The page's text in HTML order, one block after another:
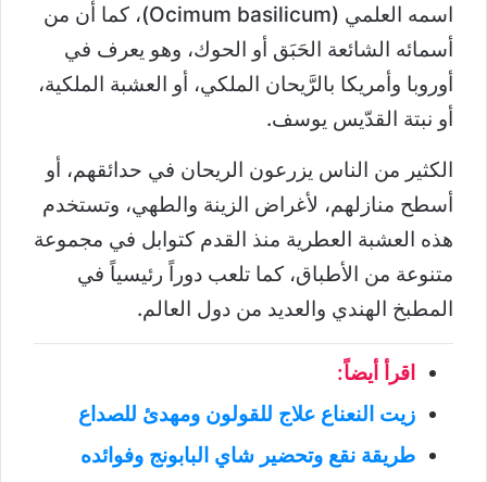
اسمه العلمي (Ocimum basilicum)، كما أن من
أسمائه الشائعة الحَبَق أو الحوك، وهو يعرف في
أوروبا وأمريكا بالرَّيحان الملكي، أو العشبة الملكية،
أو نبتة القدّيس يوسف.
الكثير من الناس يزرعون الريحان في حدائقهم، أو
أسطح منازلهم، لأغراض الزينة والطهي، وتستخدم
هذه العشبة العطرية منذ القدم كتوابل في مجموعة
متنوعة من الأطباق، كما تلعب دوراً رئيسياً في
المطبخ الهندي والعديد من دول العالم.
اقرأ أيضاً:
زيت النعناع علاج للقولون ومهدئ للصداع
طريقة نقع وتحضير شاي البابونج وفوائده